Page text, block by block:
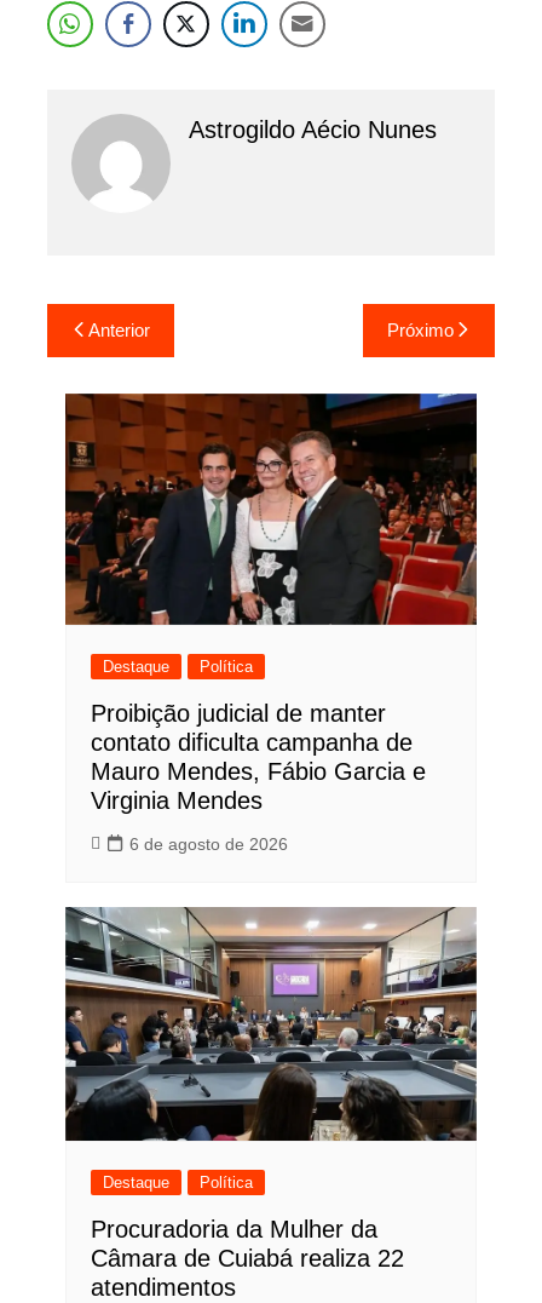
Astrogildo Aécio Nunes
Navegação
de
Post
Anterior Próximo
Destaque Política
Proibição judicial de manter
contato dificulta campanha de
Mauro Mendes, Fábio Garcia e
Virginia Mendes
6 de agosto de 2026
Destaque Política
Procuradoria da Mulher da
Câmara de Cuiabá realiza 22
atendimentos